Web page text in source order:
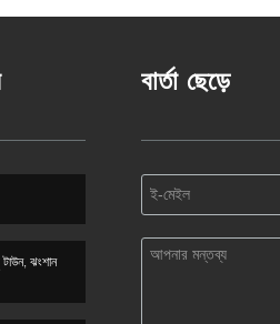
ঝংশান
বার্তা ছেড়ে